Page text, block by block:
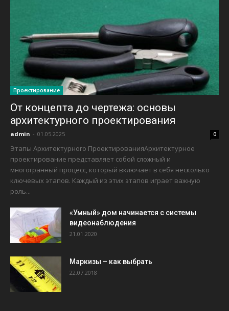
Проектирование
От концепта до чертежа: основы
архитектурного проектирования
admin - 01.05.2025 0
Этапы Архитектурного ПроектированияАрхитектурное
проектирование представляет собой сложный и
многогранный процесс, который включает в себя несколько
ключевых этапов. Каждый из этих этапов играет важную
роль...
«Умный» дом начинается с системы
видеонаблюдения
21.01.2020
Маркизы – как выбрать
22.07.2018